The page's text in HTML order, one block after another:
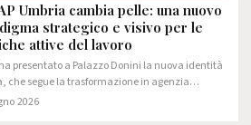
Umbria cambia pelle: una nuovo
strategico e visivo per le
attive del lavoro
presentato a Palazzo Donini la nuova identità
che segue la trasformazione in agenzia
2026